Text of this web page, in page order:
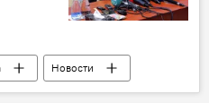
Новости
Закир Гасанов